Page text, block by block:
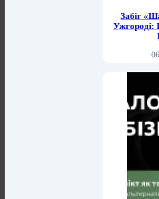
Забіг
Ужгороді: